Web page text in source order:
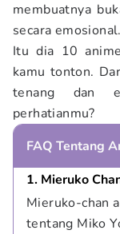
membuatnya
secara emosional.
Itu dia 10
kamu tonton.
tenang dan
perhatianmu?
FAQ Tentang
1. Mieruko
Mieruko-chan
tentang Miko